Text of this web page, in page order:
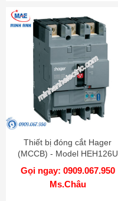
Thiết bị đóng cắt Hager
(MCCB) - Model HEH126U
Gọi ngay: 0909.067.950
Ms.Châu